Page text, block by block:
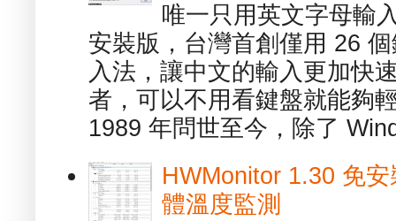
唯一只用英文字母輸
安裝版，台灣首創僅用 26
入法，讓中文的輸入更加快
者，可以不用看鍵盤就能夠
1989 年問世至今，除了
HWMonitor 1.30 免
體溫度監測